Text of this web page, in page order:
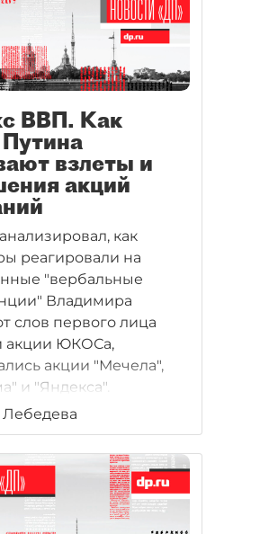
ВВП. Как
взлеты и
акций
как
реагировали на
"вербальные
Владимира
слов первого лица
акции ЮКОСа,
акции "Мечела",
и "Яндекса".